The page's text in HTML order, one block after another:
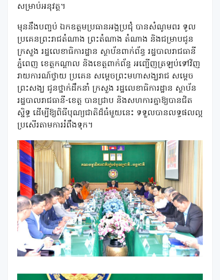
សម្រាប់អនុវត្ត។
មុននឹងបញ្ចប់ ឯកឧត្តមប្រធានអង្គប្រជុំ បានសំណូមពរ ទូល
ប្រគេនព្រះរាជតំណាង ព្រះតំណាង តំណាង និងជម្រាបជូន
ក្រសួង រដ្ឋលេខាធិការដ្ឋាន ស្ថាប័នពាក់ព័ន្ធ រដ្ឋបាលរាជធានី
ភ្នំពេញ ខេត្តកណ្តាល និងខេត្តពាក់ព័ន្ធ អញ្ជើញត្រឡប់ទៅវិញ
រាយការណ៍ថ្វាយ ប្រគេន សម្តេចព្រះមហាសង្ឃរាជ សម្តេច
ព្រះសង្ឃ ជូនថ្នាក់ដឹកនាំ ក្រសួង រដ្ឋលេខាធិការដ្ឋាន ស្ថាប័ន
រដ្ឋបាលរាជធានី-ខេត្ត បានជ្រាប និងសហការគ្នាឱ្យបានជិត
ស្និទ្ធ ដើម្បីឱ្យពិធីបុណ្យជាតិដ៏ធំមួយនេះ ទទួលបានលទ្ធផលល្អ
ប្រសើរតាមការរំពឹងទុក។